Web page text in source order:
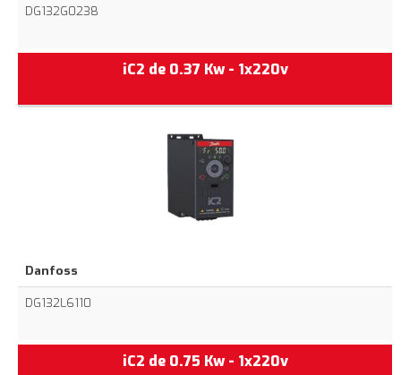
DG132G0238
iC2 de 0.37 Kw - 1x220v
Danfoss
DG132L6110
iC2 de 0.75 Kw - 1x220v